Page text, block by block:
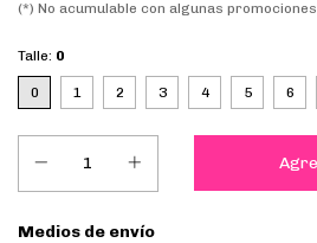
(*) No acumulable con algunas promociones
Talle: 0
0 1 2 3 4 5 6
Entregas para el CP:
Medios de envío